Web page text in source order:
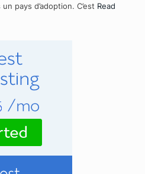
pays d’adoption. C’est Read